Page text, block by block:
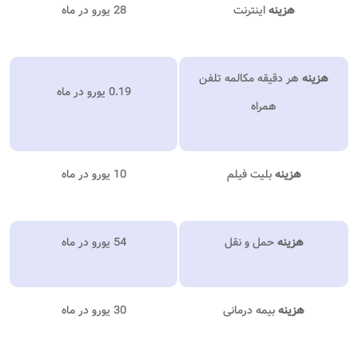
هزینهاینترنت 28 یورو در ماه
هزینه هر دقیقه مکالمه تلفن
همراه
0.19 یورو در ماه
هزینهبلیت فیلم 10 یورو در ماه
هزینهحمل و نقل 54 یورو در ماه
هزینهبیمه درمانی 30 یورو در ماه